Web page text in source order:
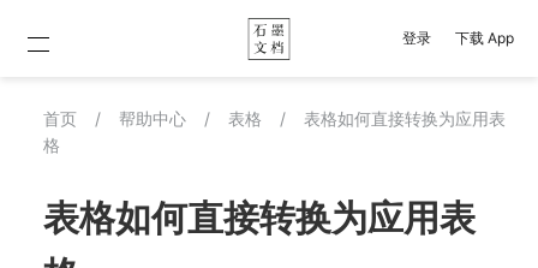
登录 下载 App
首页 / 帮助中心 / 表格 /
表格如何直接转换为应用表
格
表格如何直接转换为应用表